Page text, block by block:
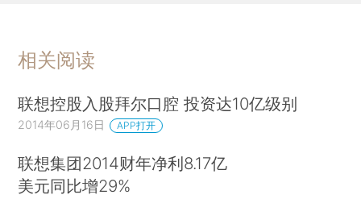
相关阅读
联想控股入股拜尔口腔 投资达10亿级别
2014年06月16日 APP打开
联想集团2014财年净利8.17亿
美元同比增29%